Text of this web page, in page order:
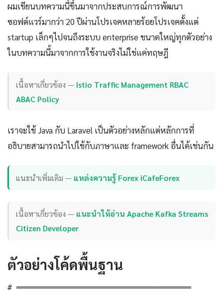
ผมเขียนบทความนี้ขึ้นมาจากประสบการณ์การพัฒนา
ซอฟต์แวร์มากว่า 20 ปีผ่านโปรเจคหลายร้อยโปรเจคตั้งแต่
startup เล็กๆไปจนถึงระบบ enterprise ขนาดใหญ่ทุกตัวอย่าง
ในบทความนี้มาจากการใช้งานจริงไม่ใช่แค่ทฤษฎี
เนื้อหาเกี่ยวข้อง — Istio Traffic Management RBAC
ABAC Policy
เราจะใช้ Java กับ Laravel เป็นตัวอย่างหลักแต่หลักการที่
อธิบายสามารถนำไปใช้กับภาษาและ framework อื่นได้เช่นกัน
แนะนำเพิ่มเติม — แหล่งความรู้ Forex iCafeForex
เนื้อหาเกี่ยวข้อง — แนะนำให้อ่าน Apache Kafka Streams
Citizen Developer
ตัวอย่างโค้ดพื้นฐาน
# ═══════════════════════════════════════